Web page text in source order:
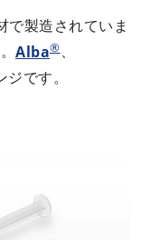
で製造されていま
Alba®、
です。